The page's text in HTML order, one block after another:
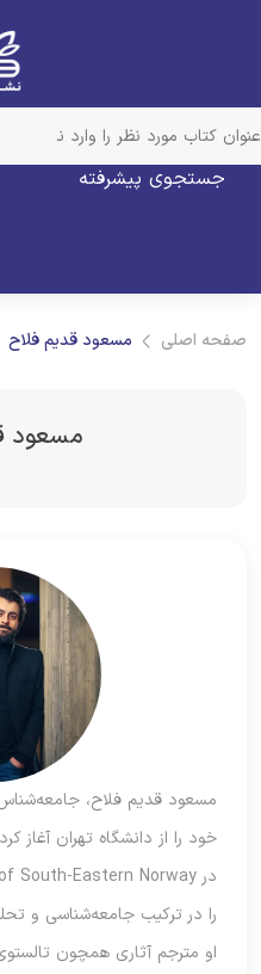
جستجوی پیشرفته
اصلی مسعود قدیم فلاح
مسعود
مسعود قدیم فلاح، جامعه‌شناس
خود را از دانشگاه تهران آغاز
را در ترکیب جامعه‌شناسی و
او مترجم آثاری همچون